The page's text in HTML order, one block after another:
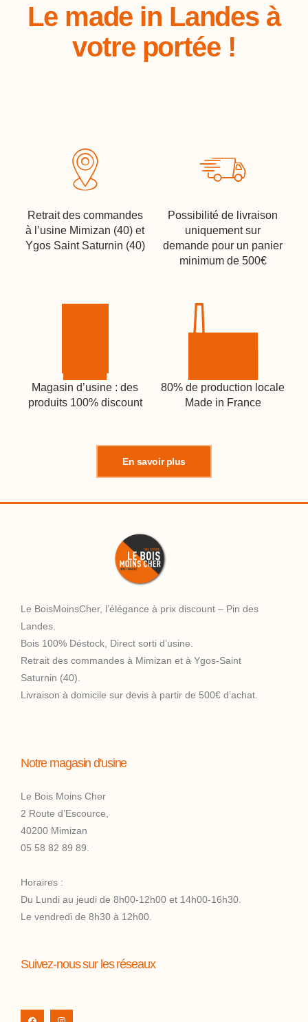
Le made in Landes à
votre portée !
Retrait des commandes
à l’usine Mimizan (40) et
Ygos Saint Saturnin (40)
Possibilité de livraison
uniquement sur
demande pour un panier
minimum de 500€
Magasin d’usine : des
produits 100% discount
80% de production locale
Made in France
En savoir plus
Le BoisMoinsCher, l’élégance à prix discount – Pin des
Landes.
Bois 100% Déstock, Direct sorti d’usine.
Retrait des commandes à Mimizan et à Ygos-Saint
Saturnin (40).
Livraison à domicile sur devis à partir de 500€ d’achat.
Notre magasin d'usine
Le Bois Moins Cher
2 Route d’Escource,
40200 Mimizan
05 58 82 89 89.
Horaires :
Du Lundi au jeudi de 8h00-12h00 et 14h00-16h30.
Le vendredi de 8h30 à 12h00.
Suivez-nous sur les réseaux